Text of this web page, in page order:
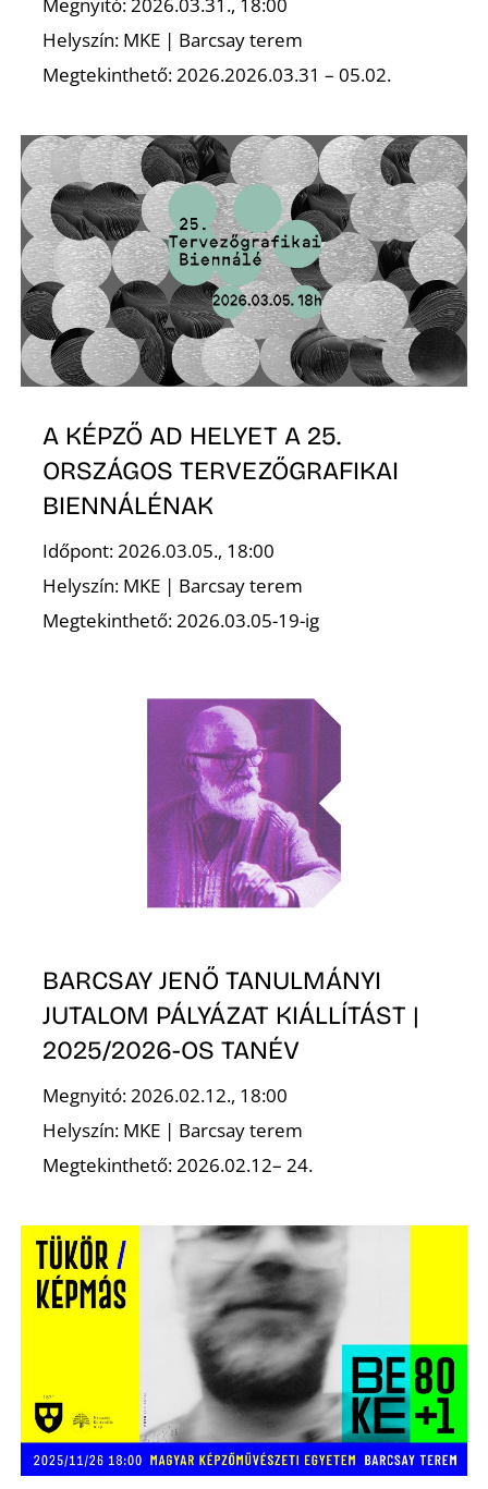
Megnyitó: 2026.03.31., 18:00
Helyszín: MKE | Barcsay terem
Megtekinthető: 2026.2026.03.31 – 05.02.
A KÉPZŐ AD HELYET A 25.
ORSZÁGOS TERVEZŐGRAFIKAI
BIENNÁLÉNAK
Időpont: 2026.03.05., 18:00
Helyszín: MKE | Barcsay terem
Megtekinthető: 2026.03.05-19-ig
BARCSAY JENŐ TANULMÁNYI
JUTALOM PÁLYÁZAT KIÁLLÍTÁST |
2025/2026-OS TANÉV
Megnyitó: 2026.02.12., 18:00
Helyszín: MKE | Barcsay terem
Megtekinthető: 2026.02.12– 24.